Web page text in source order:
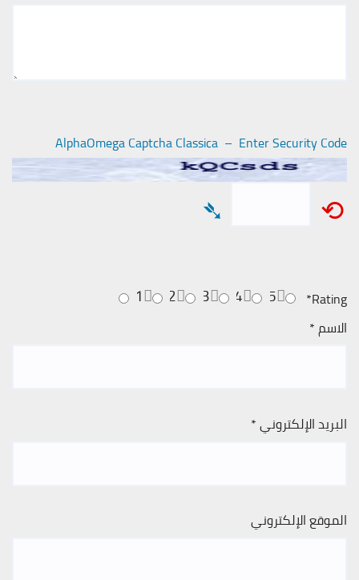
AlphaOmega Captcha Classica – Enter Security Code
⟲
➴
Rating
*
5
4
3
2
1
الاسم*
البريد الإلكتروني*
الموقع الإلكتروني